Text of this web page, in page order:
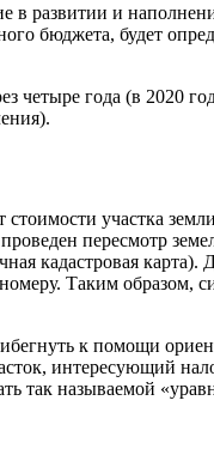
в развитии и
бюджета, будет
четыре года (в 2020
стоимости участка
пересмотр
кадастровая карта).
Таким образом,
к помощи
интересующий
так называемой